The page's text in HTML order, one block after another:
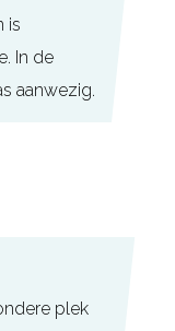
is
In de
aanwezig.
plek